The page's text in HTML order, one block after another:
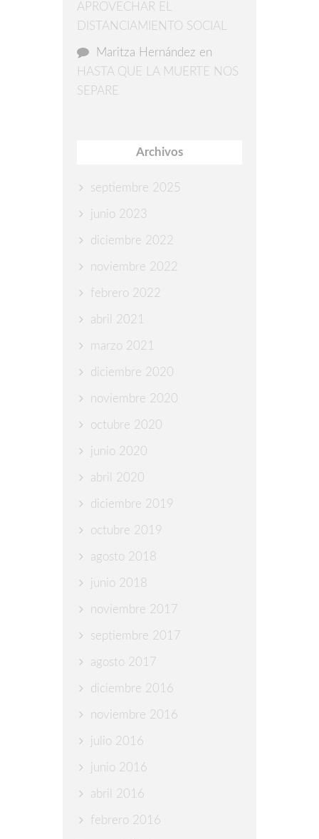
APROVECHAR EL
DISTANCIAMIENTO SOCIAL
Maritza Hernández en
HASTA QUE LA MUERTE NOS
SEPARE
Archivos
septiembre 2025
junio 2023
diciembre 2022
noviembre 2022
febrero 2022
abril 2021
marzo 2021
diciembre 2020
noviembre 2020
octubre 2020
junio 2020
abril 2020
diciembre 2019
octubre 2019
agosto 2018
junio 2018
noviembre 2017
septiembre 2017
agosto 2017
diciembre 2016
noviembre 2016
julio 2016
junio 2016
abril 2016
febrero 2016